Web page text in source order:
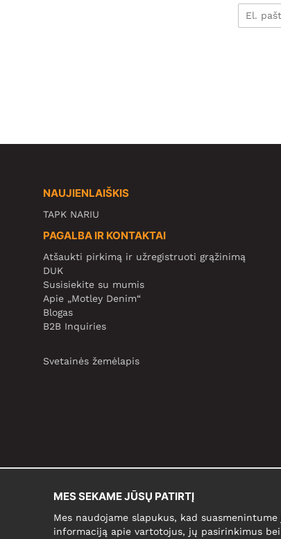
NAUJIENLAIŠKIS
TAPK NARIU
PAGALBA IR KONTAKTAI
Atšaukti pirkimą ir užregistruoti grąžinimą
DUK
Susisiekite su mumis
Apie „Motley Denim“
Blogas
B2B Inquiries
Svetainės žemėlapis
MES SEKAME JŪSŲ PATIRTĮ
Mes naudojame slapukus, kad
informaciją apie vartotojus, jų pasirinkimus